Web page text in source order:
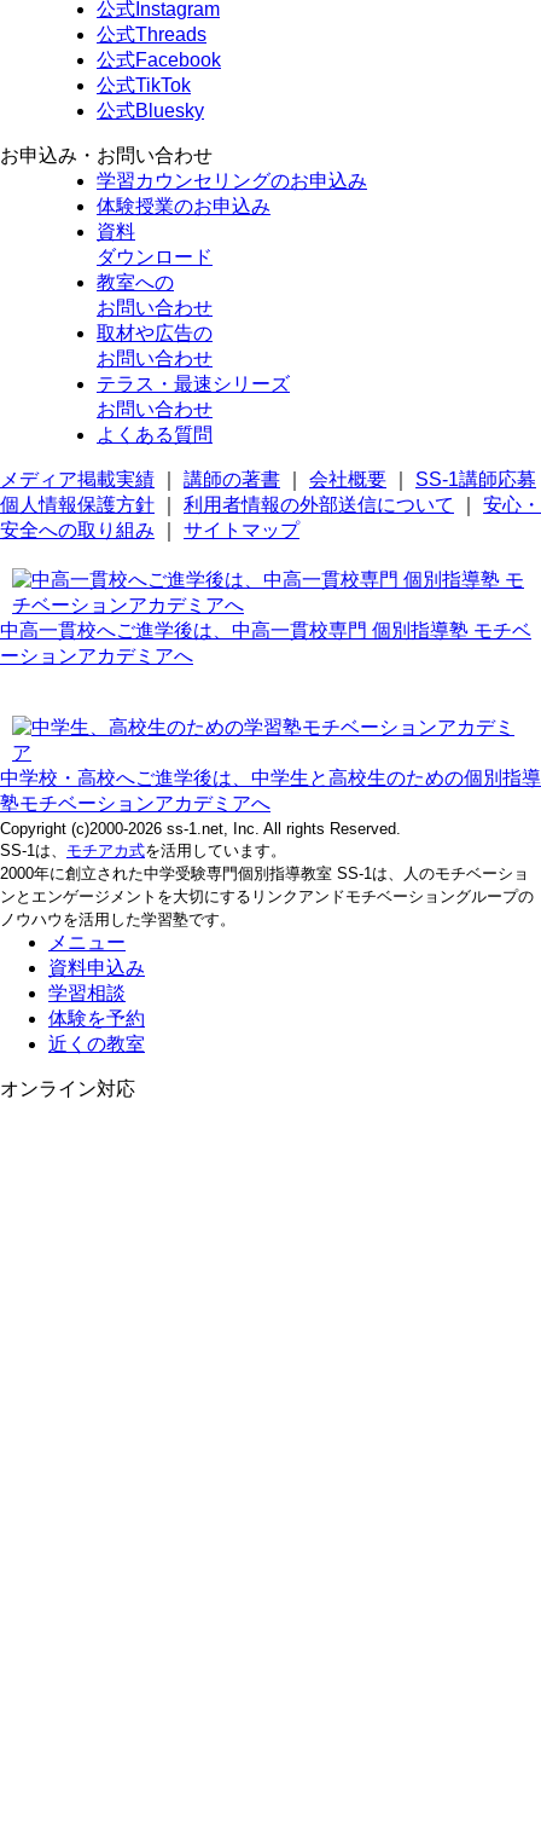
公式Instagram
公式Threads
公式Facebook
公式TikTok
公式Bluesky
お申込み・お問い合わせ
学習カウンセリングのお申込み
体験授業のお申込み
資料
ダウンロード
教室への
お問い合わせ
取材や広告の
お問い合わせ
テラス・最速シリーズ
お問い合わせ
よくある質問
メディア掲載実績 講師の著書 会社概要
SS-1講師応募
個人情報保護方針
利用者情報の外部送信について
安心・
安全への取り組み
サイトマップ
中高一貫校へご進学後は、中高一貫校専門 個別指導塾 モチベ
ーションアカデミアへ
中学校・高校へご進学後は、中学生と高校生のための個別指導
塾モチベーションアカデミアへ
Copyright (c)2000-2026 ss-1.net, Inc. All rights Reserved.
SS-1は、 モチアカ式を活用しています。
2000年に創立された中学受験専門個別指導教室 SS-1は、人のモチベーショ
ンとエンゲージメントを大切にするリンクアンドモチベーショングループの
ノウハウを活用した学習塾です。
メニュー
資料申込み
学習相談
体験を予約
近くの教室
オンライン対応